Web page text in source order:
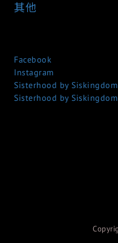
其他
Facebook
Instagram
Sisterhood by
Sisterhood by